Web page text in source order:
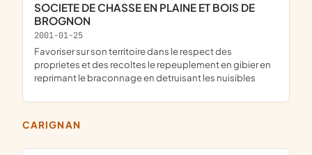
SOCIETE DE CHASSE EN PLAINE ET BOIS DE
BROGNON
2001-01-25
Favoriser sur son territoire dans le respect des
proprietes et des recoltes le repeuplement en gibier en
reprimant le braconnage en detruisant les nuisibles
CARIGNAN